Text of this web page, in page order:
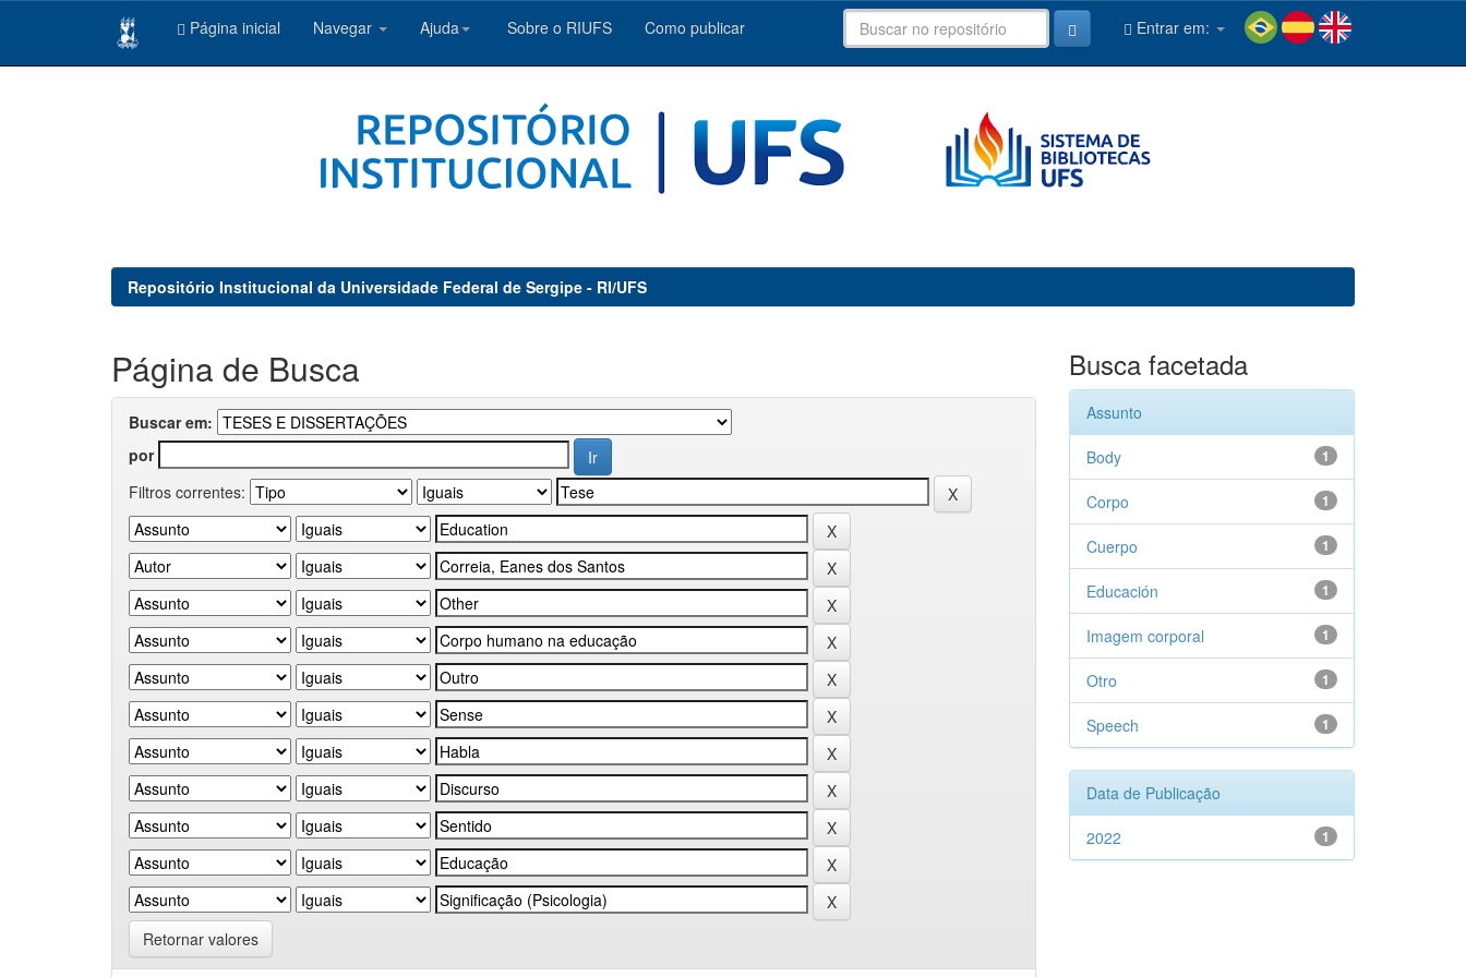
Página inicial Navegar Ajuda Sobre o RIUFS Como publicar Entrar em:
Repositório Institucional da Universidade Federal de Sergipe - RI/UFS
Página de Busca
Buscar em:
por
Filtros correntes:
Retornar valores
Busca facetada
Assunto
1
Body
1
Corpo
1
Cuerpo
1
Educación
1
Imagem corporal
1
Otro
1
Speech
Data de Publicação
1
2022